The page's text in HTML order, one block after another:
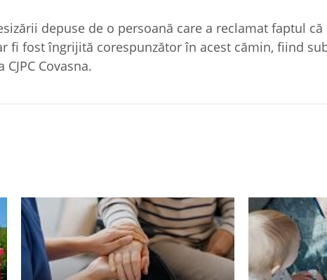
depuse de o persoană care a reclamat faptul că
fi fost îngrijită corespunzător în acest cămin, fiind
Covasna.